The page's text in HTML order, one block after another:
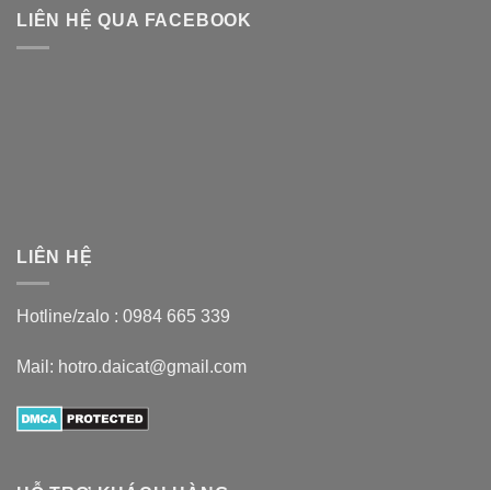
LIÊN HỆ QUA FACEBOOK
LIÊN HỆ
Hotline/zalo : 0984 665 339
Mail: hotro.daicat@gmail.com